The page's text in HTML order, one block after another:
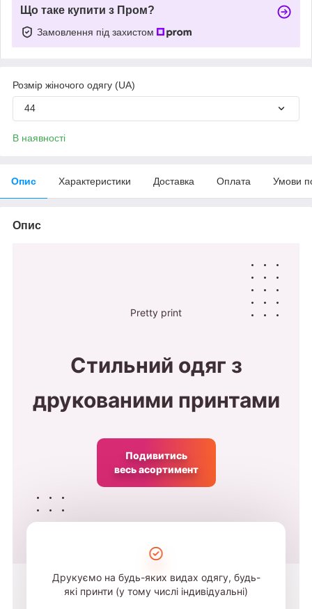
Що таке купити з Пром?
Замовлення під захистом
Розмір жіночого одягу (UA)
44
В наявності
Опис Характеристики Доставка Оплата Умови
Опис
Pretty print
Стильний одяг з
друкованими принтами
Подивитись
весь асортимент
Друкуємо на будь-яких видах одягу, будь-
які принти (у тому числі індивідуальні)